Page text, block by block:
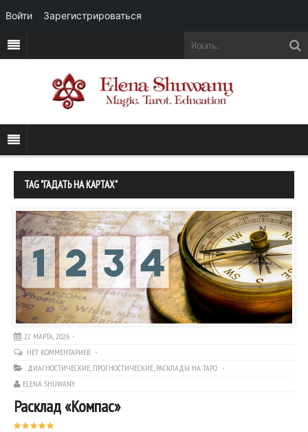
TAG "ГАДАТЬ НА КАРТАХ"
22 МАРТА, 2026
НЕТ КОММЕНТАРИЕВ
ДИАГНОСТИЧЕСКИЕ, ПРОГНОСТИЧЕСКИЕ, РАСКЛАДЫ НА ТАРО
ELENA SHUWANY
Расклад «Компас»
Войти Зарегистрироваться